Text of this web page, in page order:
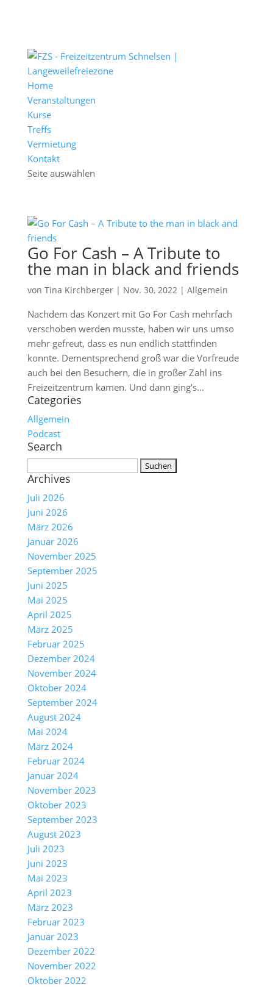
Home
Veranstaltungen
Kurse
Treffs
Vermietung
Kontakt
Seite auswählen
Go For Cash – A Tribute to
the man in black and friends
von Tina Kirchberger| Nov. 30, 2022| Allgemein
Nachdem das Konzert mit Go For Cash mehrfach
verschoben werden musste, haben wir uns umso
mehr gefreut, dass es nun endlich stattfinden
konnte. Dementsprechend groß war die Vorfreude
auch bei den Besuchern, die in großer Zahl ins
Freizeitzentrum kamen. Und dann ging’s...
Categories
Allgemein
Podcast
Search
nach:
Archives
Juli 2026
Juni 2026
März 2026
Januar 2026
November 2025
September 2025
Juni 2025
Mai 2025
April 2025
März 2025
Februar 2025
Dezember 2024
November 2024
Oktober 2024
September 2024
August 2024
Mai 2024
März 2024
Februar 2024
Januar 2024
November 2023
Oktober 2023
September 2023
August 2023
Juli 2023
Juni 2023
Mai 2023
April 2023
März 2023
Februar 2023
Januar 2023
Dezember 2022
November 2022
Oktober 2022